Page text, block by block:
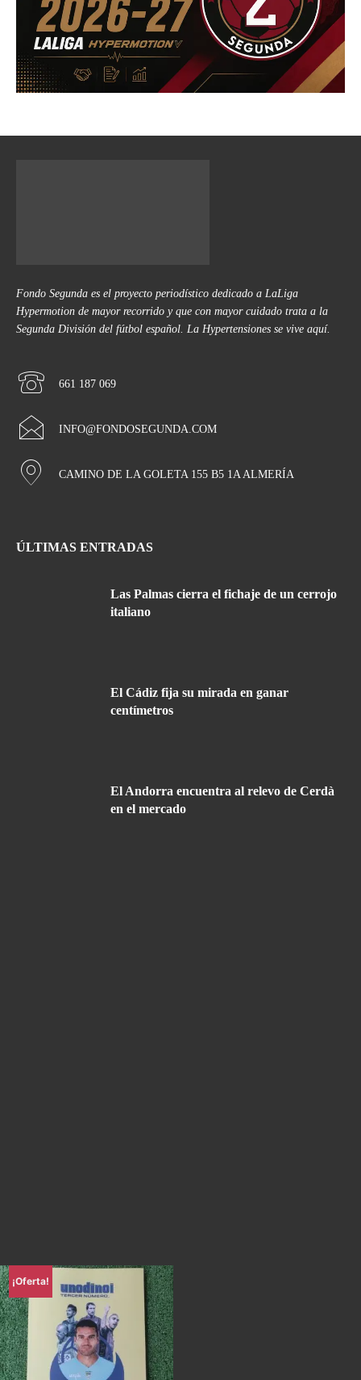
Fondo Segunda es el proyecto periodístico dedicado a LaLiga
Hypermotion de mayor recorrido y que con mayor cuidado trata a la
Segunda División del fútbol español. La Hypertensiones se vive aquí.
661 187 069
INFO@FONDOSEGUNDA.COM
CAMINO DE LA GOLETA 155 B5 1A ALMERÍA
ÚLTIMAS ENTRADAS
Las Palmas cierra el fichaje de un cerrojo
italiano
El Cádiz fija su mirada en ganar
centímetros
El Andorra encuentra al relevo de Cerdà
en el mercado
¡Oferta!